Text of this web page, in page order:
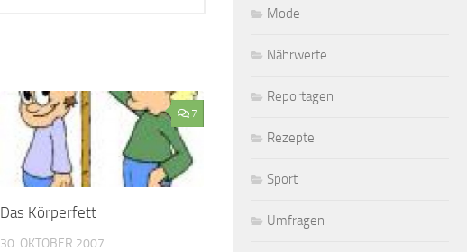
7
Das Körperfett
30. OKTOBER 2007
Mode
Nährwerte
Reportagen
Rezepte
Sport
Umfragen